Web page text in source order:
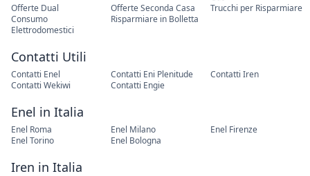
Offerte Dual
Offerte Seconda Casa
Trucchi per Risparmiare
Consumo
Elettrodomestici
Risparmiare in Bolletta
Contatti Utili
Contatti Enel Contatti Eni Plenitude
Contatti Iren
Contatti Wekiwi
Contatti Engie
Enel in Italia
Enel Roma Enel Milano
Enel Firenze
Enel Torino
Enel Bologna
Iren in Italia